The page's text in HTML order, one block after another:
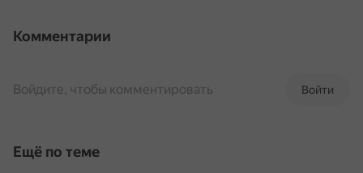
Комментарии
Войти
Войдите, чтобы комментировать
Ещё по теме